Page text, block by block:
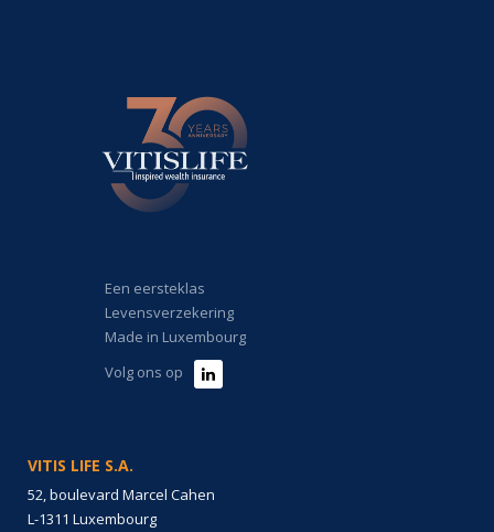
Een eersteklas
Levensverzekering
Made in Luxembourg
Volg ons op
VITIS LIFE S.A.
52, boulevard Marcel Cahen
L-1311 Luxembourg